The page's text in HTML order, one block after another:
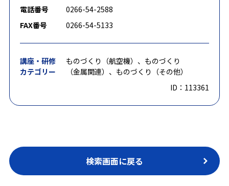
電話番号
0266-54-2588
FAX番号
0266-54-5133
講座・研修
カテゴリー
ものづくり（航空機）、ものづくり
（金属関連）、ものづくり（その他）
ID：113361
検索画面に戻る